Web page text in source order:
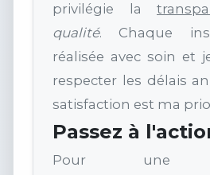
privilégie la
qualité. Chaque
réalisée avec soin et
respecter les délais
satisfaction est ma
Passez à
Pour une